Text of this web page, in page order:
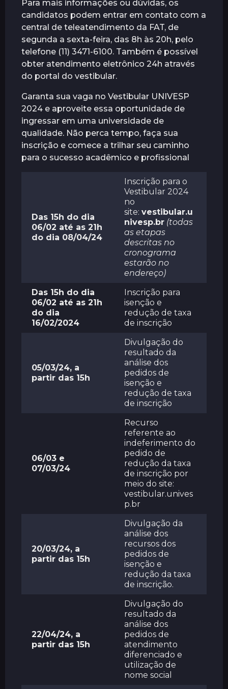
Para mais informações ou dúvidas, os
candidatos podem entrar em contato com a
central de teleatendimento da FAT, de
segunda a sexta-feira, das 8h às 20h, pelo
telefone (11) 3471-6100. Também é possível
obter atendimento eletrônico 24h através
do portal do vestibular.
Garanta sua vaga no Vestibular UNIVESP
2024 e aproveite essa oportunidade de
ingressar em uma universidade de
qualidade. Não perca tempo, faça sua
inscrição e comece a trilhar seu caminho
para o sucesso acadêmico e profissional
Das 15h do dia
06/02 até as 21h
do dia 08/04/24
Inscrição para o
Vestibular 2024
no
site: vestibular.u
nivesp.br (todas
as etapas
descritas no
cronograma
estarão no
endereço)
Das 15h do dia
06/02 até as 21h
do dia
16/02/2024
Inscrição para
isenção e
redução de taxa
de inscrição
05/03/24, a
partir das 15h
Divulgação do
resultado da
análise dos
pedidos de
isenção e
redução de taxa
de inscrição
06/03 e
07/03/24
Recurso
referente ao
indeferimento do
pedido de
redução da taxa
de inscrição por
meio do site:
vestibular.unives
p.br
20/03/24, a
partir das 15h
Divulgação da
análise dos
recursos dos
pedidos de
isenção e
redução da taxa
de inscrição.
22/04/24, a
partir das 15h
Divulgação do
resultado da
análise dos
pedidos de
atendimento
diferenciado e
utilização de
nome social